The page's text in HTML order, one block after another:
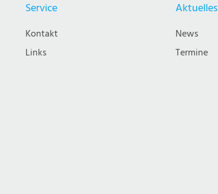
Service
Kontakt
Links
Aktuelles
News
Termine